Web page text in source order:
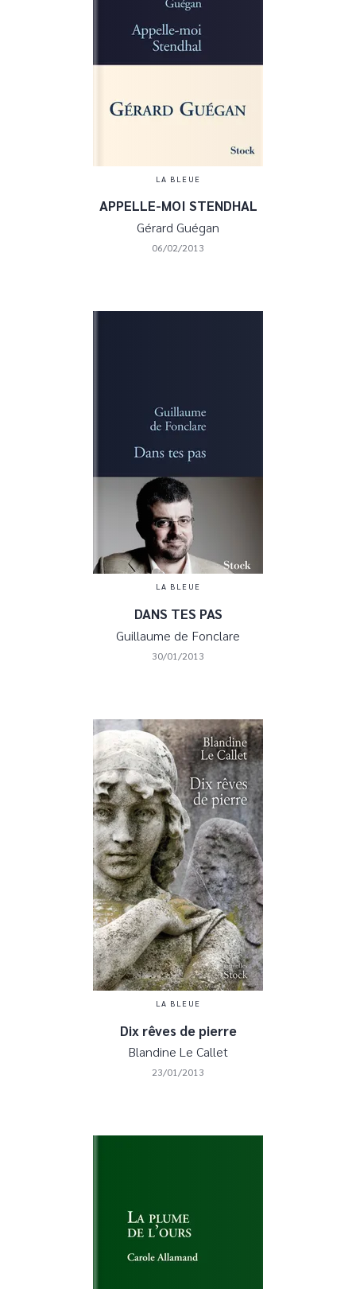
LA BLEUE
APPELLE-MOI STENDHAL
Gérard Guégan
06/02/2013
LA BLEUE
DANS TES PAS
Guillaume de Fonclare
30/01/2013
LA BLEUE
Dix rêves de pierre
Blandine Le Callet
23/01/2013